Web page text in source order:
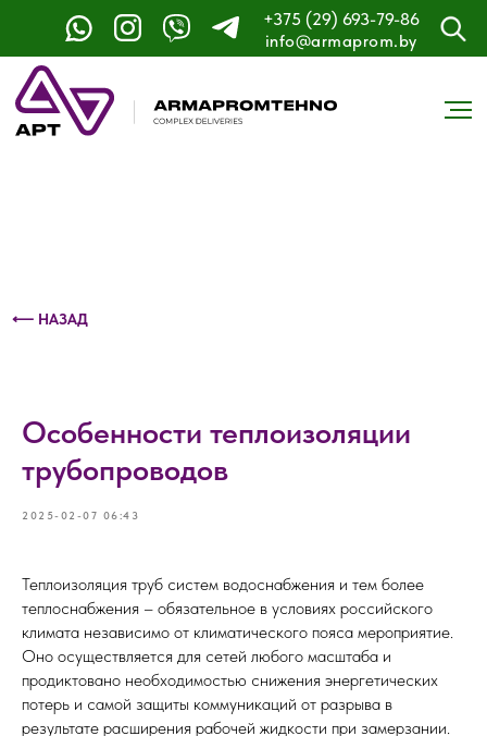
+375 (29) 693-79-86
info@armaprom.by
Контактный телефон: +375 (29) 693-79-86
⟵ НАЗАД
Особенности теплоизоляции
трубопроводов
2025-02-07 06:43
Теплоизоляция труб систем водоснабжения и тем более
теплоснабжения – обязательное в условиях российского
климата независимо от климатического пояса мероприятие.
Оно осуществляется для сетей любого масштаба и
продиктовано необходимостью снижения энергетических
потерь и самой защиты коммуникаций от разрыва в
результате расширения рабочей жидкости при замерзании.